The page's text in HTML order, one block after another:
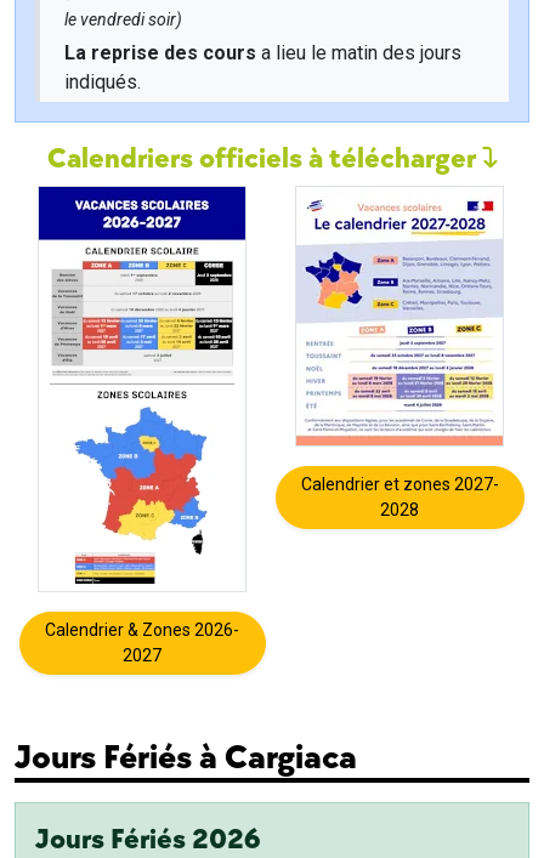
le vendredi soir)
La reprise des cours a lieu le matin des jours
indiqués.
Calendriers officiels à télécharger
Calendrier & Zones 2026-
2027
Calendrier et zones 2027-
2028
Jours Fériés à Cargiaca
Jours Fériés 2026